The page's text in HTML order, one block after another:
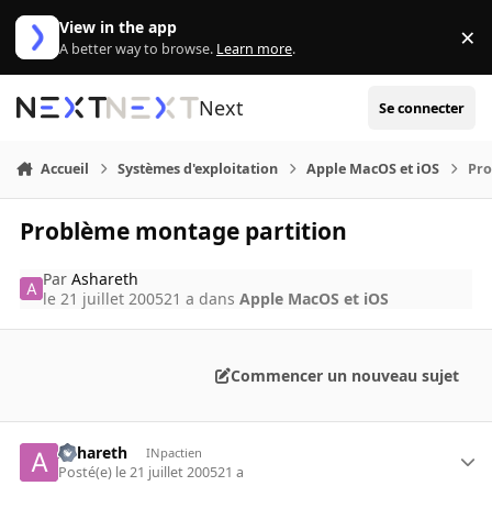
Aller au contenu
View in the app
A better way to browse. Learn more. ×
Next Se connecter
Accueil Systèmes d'exploitation Apple MacOS et iOS
Problème montage partition
ParAshareth
le 21 juillet 200521 a dansApple MacOS et iOS
Commencer un nouveau sujet
Ashareth INpactien
Posté(e) le 21 juillet 200521 a